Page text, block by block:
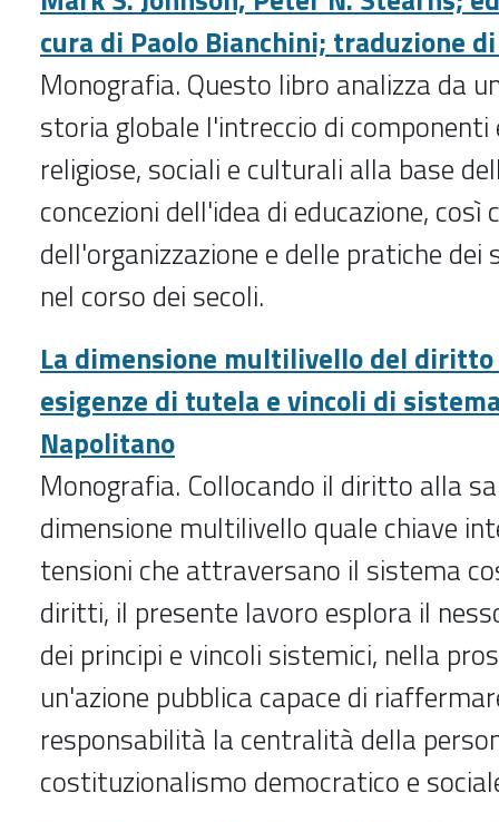
cura di Paolo Bianchini; traduzione
Monografia. Questo libro analizza da
storia globale l'intreccio di componenti
religiose, sociali e culturali alla base
concezioni dell'idea di educazione, così
dell'organizzazione e delle pratiche
nel corso dei secoli.
La dimensione multilivello del
esigenze di tutela e vincoli di
Napolitano
Monografia. Collocando il diritto alla
dimensione multilivello quale chiave
tensioni che attraversano il sistema
diritti, il presente lavoro esplora il
dei principi e vincoli sistemici, nella
un'azione pubblica capace di
responsabilità la centralità della
costituzionalismo democratico e